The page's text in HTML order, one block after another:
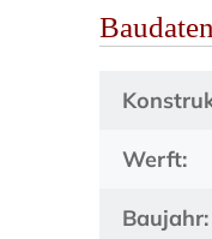
Baudaten
Werft:
Baujahr: